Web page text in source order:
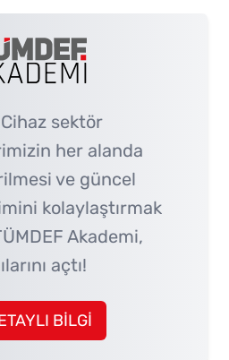
sektör
her alanda
ve güncel
kolaylaştırmak
Akademi,
açtı!
BİLGİ